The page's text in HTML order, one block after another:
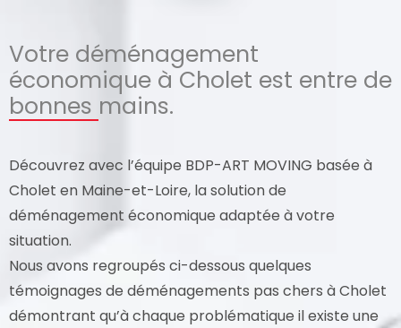
Votre déménagement
économique à Cholet est entre de
bonnes mains.
Découvrez avec l’équipe BDP-ART MOVING basée à
Cholet en Maine-et-Loire, la solution de
déménagement économique adaptée à votre
situation.
Nous avons regroupés ci-dessous quelques
témoignages de déménagements pas chers à Cholet
démontrant qu’à chaque problématique il existe une